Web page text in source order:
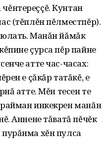
Кунтан
(тĕплĕн пĕлместпĕр).
юлать. Манăн йăмăк
çурса пĕр пайне
атте час-часах:
е çăкăр татăкĕ, е
атте. Мĕн тесен те
инкекрен манăн
Аннене тăватă пĕчĕк
хĕн пулса